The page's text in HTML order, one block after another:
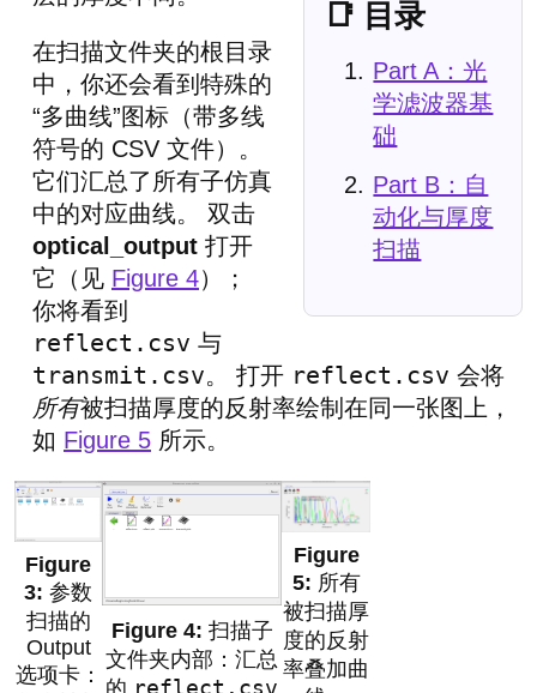
📑 目录
Part A：光
学滤波器基
础
Part B：自
动化与厚度
扫描
在扫描文件夹的根目录
中，你还会看到特殊的
“多曲线”图标（带多线
符号的 CSV 文件）。
它们汇总了所有子仿真
中的对应曲线。 双击
optical_output 打开
它（见 Figure 4）；
你将看到
reflect.csv 与
transmit.csv。 打开 reflect.csv 会将
所有被扫描厚度的反射率绘制在同一张图上，
如 Figure 5 所示。
参数
扫描的
Output
选项卡：
扫描子
文件夹内部：汇总
所有
被扫描厚
度的反射
率叠加曲